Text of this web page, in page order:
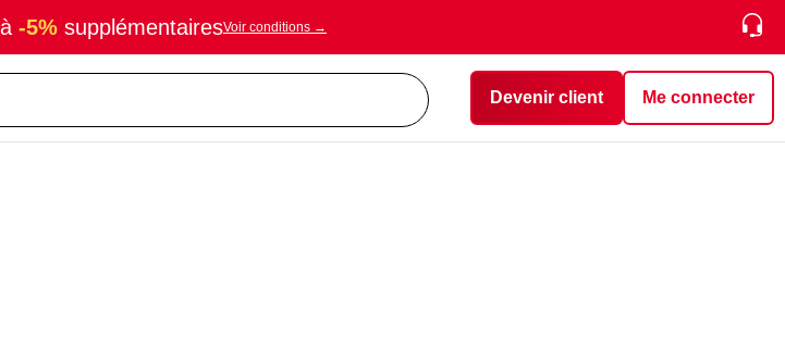
-5% supplémentairesVoir conditions →
Devenir client Me connecter